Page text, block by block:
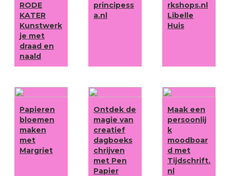
RODE
KATER
Kunstwerk
je met
draad en
naald
principess
a.nl
rkshops.nl
Libelle
Huis
Papieren
bloemen
maken
met
Margriet
Ontdek de
magie van
creatief
dagboeks
chrijven
met Pen
Papier
Maak een
persoonlij
k
moodboar
d met
Tijdschrift.
nl